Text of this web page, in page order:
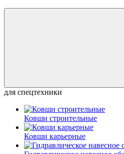
для спецтехники
Ковши строительные
Ковши карьерные